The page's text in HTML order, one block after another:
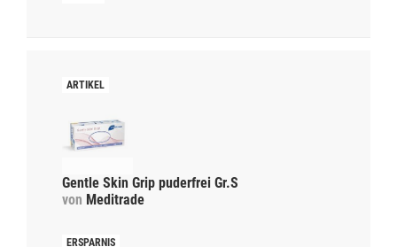
Gentle Skin Grip puderfrei Gr.S
von Meditrade